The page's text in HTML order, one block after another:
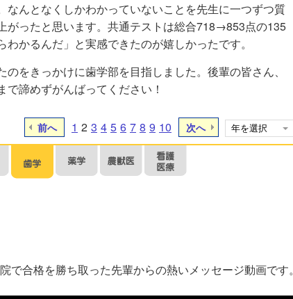
なんとなくしかわかっていないことを先生に一つずつ質
がったと思います。共通テストは総合718→853点の135
かるんだ」と実感できたのが嬉しかったです。
をきっかけに歯学部を目指しました。後輩の皆さん、
諦めずがんばってください！
前へ 1 2 3 4 5 6 7 8 9 10 次へ
で合格を勝ち取った先輩からの熱いメッセージ動画です。